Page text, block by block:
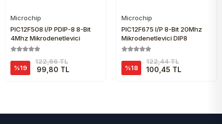
Microchip
PIC12F508 I/P PDIP-8 8-Bit
4Mhz Mikrodenetleyici
%19
122,66 TL
99,80 TL
Microchip
PIC12F675 I/P 8-Bit 20Mhz
Mikrodenetleyici DIP8
%18
122,44 TL
100,45 TL